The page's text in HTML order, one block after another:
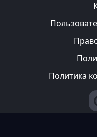
Политика